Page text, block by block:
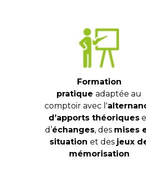
Formation
pratiqueadaptée au
comptoir avec l'
d’apports théoriques
d’échanges, des mises
situationet des jeux
mémorisation